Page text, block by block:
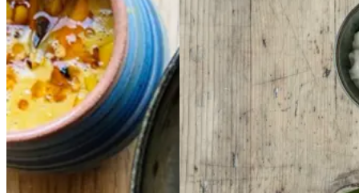
CremetCremet
muslingesuppe musli
ngesuppe medmed
majsmajs
Indisk Indisk
daal
daal
Gem opskrift
Aftensmad